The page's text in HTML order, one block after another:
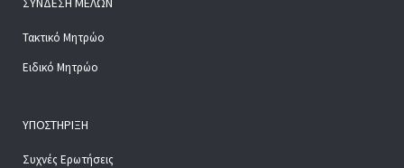
Τακτικό Μητρώο
Ειδικό Μητρώο
ΥΠΟΣΤΉΡΙΞΗ
Συχνές Ερωτήσεις